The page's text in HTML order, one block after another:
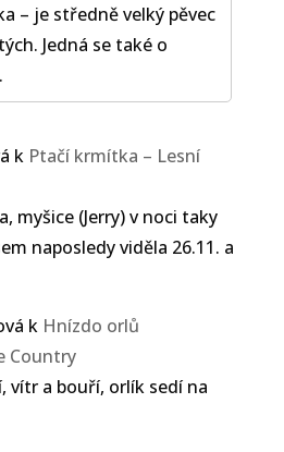
– je středně velký pěvec
Jedná se také o
k Ptačí krmítka – Lesní
myšice (Jerry) v noci taky
naposledy viděla 26.11. a
k Hnízdo orlů
Country
vítr a bouří, orlík sedí na